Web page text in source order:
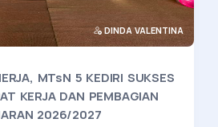
DINDA VALENTINA
MTsN 5 KEDIRI SUKSES
KERJA DAN PEMBAGIAN
2026/2027